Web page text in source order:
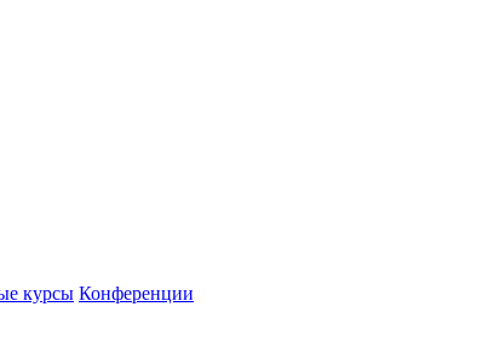
курсы Конференции